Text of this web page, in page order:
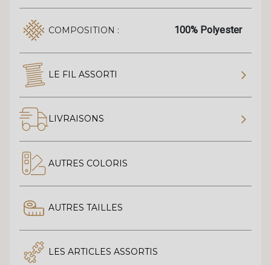
COMPOSITION : 100% Polyester
LE FIL ASSORTI
LIVRAISONS
AUTRES COLORIS
AUTRES TAILLES
LES ARTICLES ASSORTIS